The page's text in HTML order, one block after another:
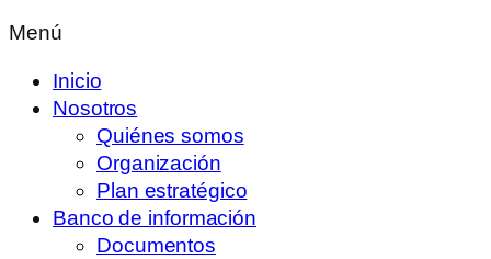
Menú
Inicio
Nosotros
Quiénes somos
Organización
Plan estratégico
Banco de información
Documentos